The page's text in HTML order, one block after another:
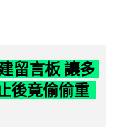
留言板 讓多
後竟偷偷重